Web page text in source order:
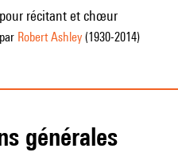
pour récitant et chœur
par Robert Ashley(1930-2014)
générales